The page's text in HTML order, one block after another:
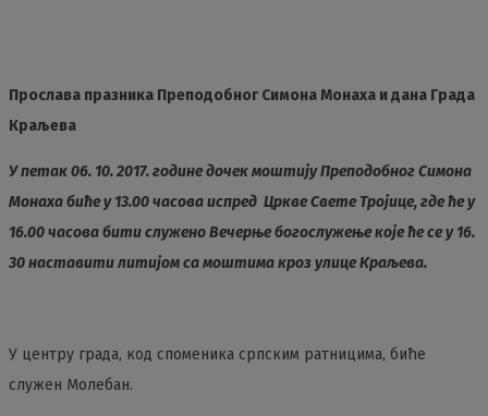
Прослава празника Преподобног Симона Монаха и дана Града
Краљева
У петак 06. 10. 2017. године дочек моштију Преподобног Симона
Монаха биће у 13.00 часова испред Цркве Свете Тројице, где ће у
16.00 часова бити служено Вечерње богослужење које ће се у 16.
30 наставити литијом са моштима кроз улице Краљева.
У центру града, код споменика српским ратницима, биће
служен Молебан.